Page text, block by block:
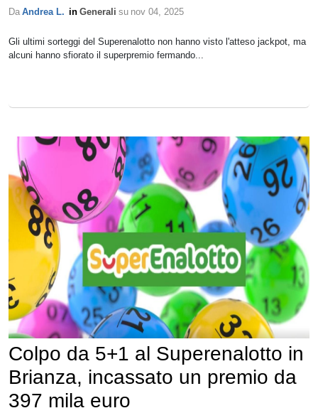
Da Andrea L. in Generali su nov 04, 2025
Gli ultimi sorteggi del Superenalotto non hanno visto l'atteso jackpot, ma
alcuni hanno sfiorato il superpremio fermando...
Colpo da 5+1 al Superenalotto in
Brianza, incassato un premio da
397 mila euro